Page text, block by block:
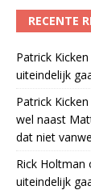
RECENTE
Patrick Kicken
uiteindelijk
Patrick Kicken
wel naast
dat niet
Rick Holtman
uiteindelijk